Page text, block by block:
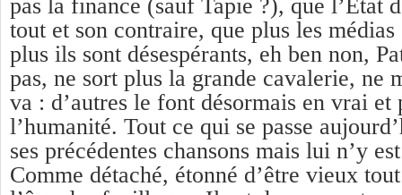
pas la finance (sauf Tapie ?), que l’État
tout et son contraire, que plus les
plus ils sont désespérants, eh ben non,
pas, ne sort plus la grande cavalerie, ne
va : d’autres le font désormais en vrai
l’humanité. Tout ce qui se passe
ses précédentes chansons mais lui n’y
Comme détaché, étonné d’être vieux